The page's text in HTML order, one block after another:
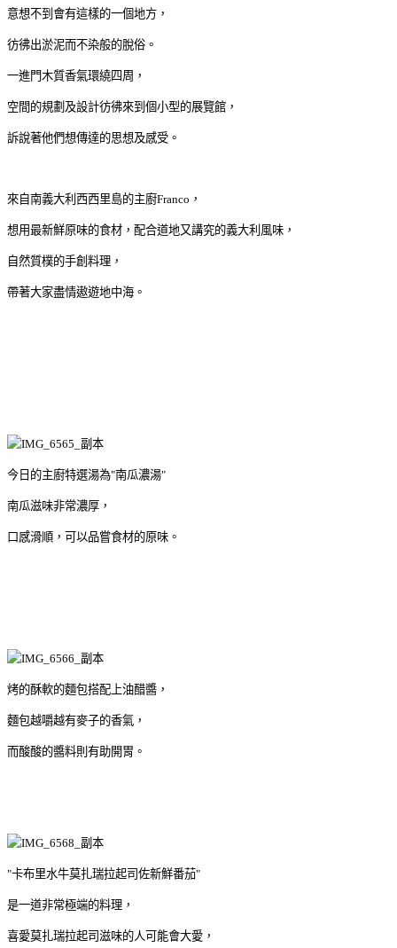
意想不到會有這樣的一個地方，
彷彿出淤泥而不染般的脫俗。
一進門木質香氣環繞四周，
空間的規劃及設計彷彿來到個小型的展覽館，
訴說著他們想傳達的思想及感受。
來自南義大利西西里島的主廚Franco，
想用最新鮮原味的食材，配合道地又講究的義大利風味，
自然質樸的手創料理，
帶著大家盡情遨遊地中海。
今日的主廚特選湯為"南瓜濃湯"
南瓜滋味非常濃厚，
口感滑順，可以品嘗食材的原味。
烤的酥軟的麵包搭配上油醋醬，
麵包越嚼越有麥子的香氣，
而酸酸的醬料則有助開胃。
"卡布里水牛莫扎瑞拉起司佐新鮮番茄"
是一道非常極端的料理，
喜愛莫扎瑞拉起司滋味的人可能會大愛，